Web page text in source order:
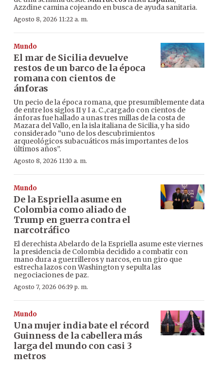
Azzdine camina cojeando en busca de ayuda sanitaria.
Agosto 8, 2026 11:22 a. m.
Mundo
El mar de Sicilia devuelve
restos de un barco de la época
romana con cientos de
ánforas
Un pecio de la época romana, que presumiblemente data
de entre los siglos II y I a. C.,cargado con cientos de
ánforas fue hallado a unas tres millas de la costa de
Mazara del Vallo, en la isla italiana de Sicilia, y ha sido
considerado “uno de los descubrimientos
arqueológicos subacuáticos más importantes de los
últimos años”.
Agosto 8, 2026 11:10 a. m.
Mundo
De la Espriella asume en
Colombia como aliado de
Trump en guerra contra el
narcotráfico
El derechista Abelardo de la Espriella asume este viernes
la presidencia de Colombia decidido a combatir con
mano dura a guerrilleros y narcos, en un giro que
estrecha lazos con Washington y sepulta las
negociaciones de paz.
Agosto 7, 2026 06:19 p. m.
Mundo
Una mujer india bate el récord
Guinness de la cabellera más
larga del mundo con casi 3
metros